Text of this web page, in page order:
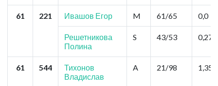
61 221 Ивашов Егор M 61/65 0,0
Решетникова
Полина
S 43/53 0,27
61 544
Тихонов
Владислав
A 21/98 1,35